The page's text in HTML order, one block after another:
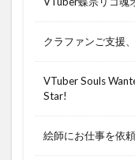
クラファンご支援
VTuber Souls
Star!
絵師にお仕事を依